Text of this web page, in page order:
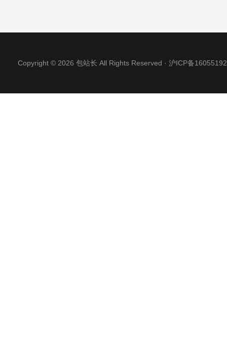
Copyright © 2026 包站长 All Rights Reserved · 沪ICP备